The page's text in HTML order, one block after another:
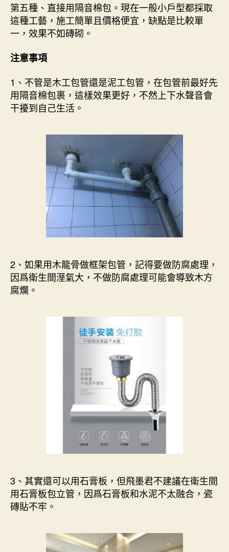
第五種、直接用隔音棉包。現在一般小戶型都採取
這種工藝，施工簡單且價格便宜，缺點是比較單
一，效果不如磚砌。
注意事項
1、不管是木工包管還是泥工包管，在包管前最好先
用隔音棉包裹，這樣效果更好，不然上下水聲音會
干擾到自己生活。
2、如果用木龍骨做框架包管，記得要做防腐處理，
因爲衛生間溼氣大，不做防腐處理可能會導致木方
腐爛。
3、其實還可以用石膏板，但飛墨君不建議在衛生間
用石膏板包立管，因爲石膏板和水泥不太融合，瓷
磚貼不牢。